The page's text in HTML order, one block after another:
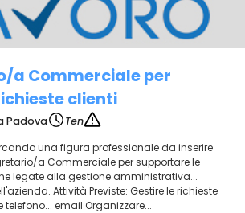
a Commerciale per
clienti
Padova
Ten
una figura professionale da inserire
a Commerciale per supportare le
legate alla gestione amministrativa...
Attività Previste: Gestire le richieste
email Organizzare...